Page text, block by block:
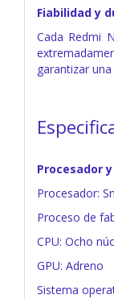
Fiabilidad y
Cada Redmi
garantizar
Procesador
Procesador:
Proceso de
CPU: Ocho
GPU: Adreno
Sistema